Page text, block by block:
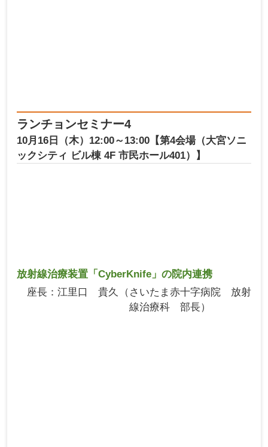
ランチョンセミナー4
10月16日（木）12:00～13:00【第4会場（大宮ソニ
ックシティ ビル棟 4F 市民ホール401）】
放射線治療装置「CyberKnife」の院内連携
座長
江里口 貴久
さいたま赤十字病院 放射
線治療科 部長